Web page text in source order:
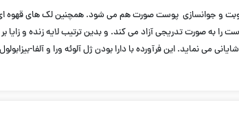
پوست را به صورت تدریجی آزاد می کند. و بدین ترتیب لایه
نماید. این فرآورده با دارا بودن ژل آلوئه ورا و آلفا-